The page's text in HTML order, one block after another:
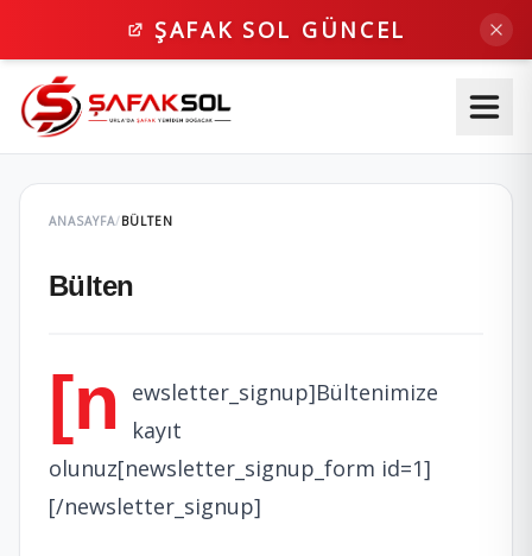
ŞAFAK SOL GÜNCEL
ANASAYFA/BÜLTEN
Bülten
[n ewsletter_signup]Bültenimize
kayıt
olunuz[newsletter_signup_form id=1]
[/newsletter_signup]